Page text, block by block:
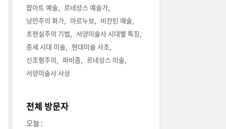
팝아트 예술
르네상스 예술가
낭만주의 화가
아르누보
비잔틴 예술
초현실주의 기법
서양미술사 시대별 특징
중세 시대 미술
현대미술 사조
신조형주의
파비즘
르네상스 미술
서양미술사 사상
전체 방문자
오늘 :